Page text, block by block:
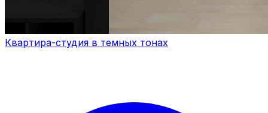
Квартира-студия в темных тонах